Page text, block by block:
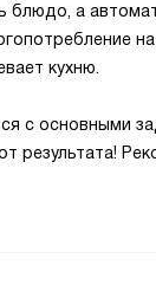
блюдо, а
кухню.
с основными
результата!